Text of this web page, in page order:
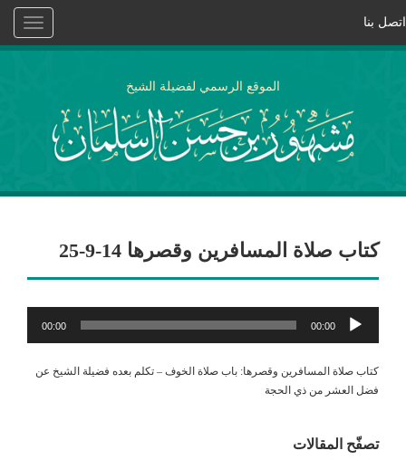
Toggle
اتصل بنا
الموقع الرسمي لفضيلة الشيخ
كتاب صلاة المسافرين وقصرها 14-9-25
مشغل
الصوت
00:00
00:00
كتاب صلاة المسافرين وقصرها: باب صلاة الخوف – تكلم بعده فضيلة الشيخ عن
فضل العشر من ذي الحجة
تصفّح المقالات